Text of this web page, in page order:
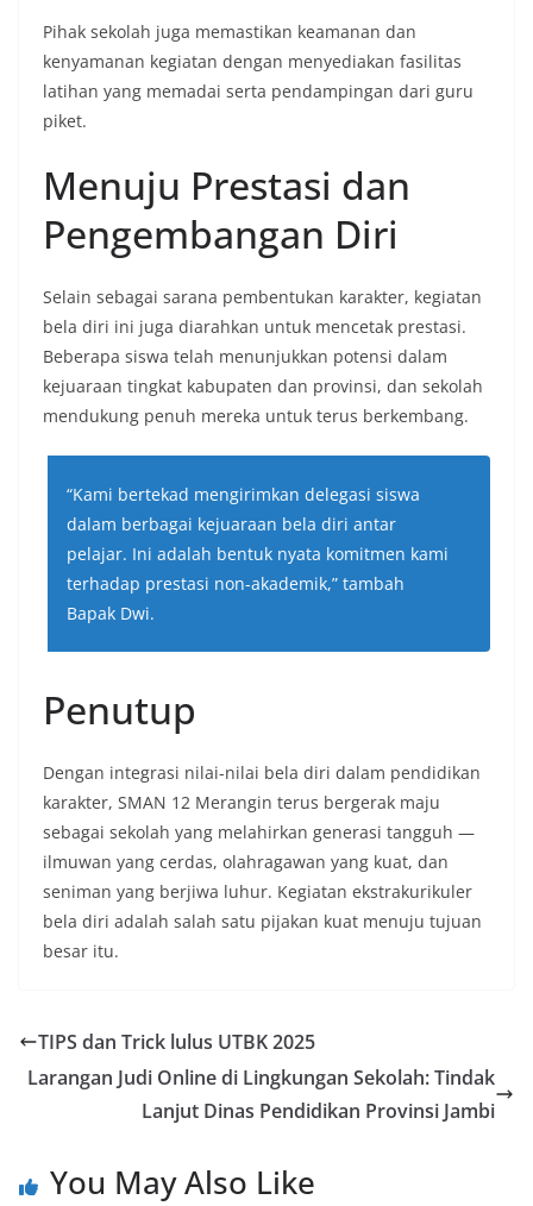
Pihak sekolah juga memastikan keamanan dan
kenyamanan kegiatan dengan menyediakan fasilitas
latihan yang memadai serta pendampingan dari guru
piket.
Menuju Prestasi dan
Pengembangan Diri
Selain sebagai sarana pembentukan karakter, kegiatan
bela diri ini juga diarahkan untuk mencetak prestasi.
Beberapa siswa telah menunjukkan potensi dalam
kejuaraan tingkat kabupaten dan provinsi, dan sekolah
mendukung penuh mereka untuk terus berkembang.
“Kami bertekad mengirimkan delegasi siswa
dalam berbagai kejuaraan bela diri antar
pelajar. Ini adalah bentuk nyata komitmen kami
terhadap prestasi non-akademik,” tambah
Bapak Dwi.
Penutup
Dengan integrasi nilai-nilai bela diri dalam pendidikan
karakter, SMAN 12 Merangin terus bergerak maju
sebagai sekolah yang melahirkan generasi tangguh —
ilmuwan yang cerdas, olahragawan yang kuat, dan
seniman yang berjiwa luhur. Kegiatan ekstrakurikuler
bela diri adalah salah satu pijakan kuat menuju tujuan
besar itu.
TIPS dan Trick lulus UTBK 2025
Larangan Judi Online di Lingkungan Sekolah: Tindak
Lanjut Dinas Pendidikan Provinsi Jambi
You May Also Like